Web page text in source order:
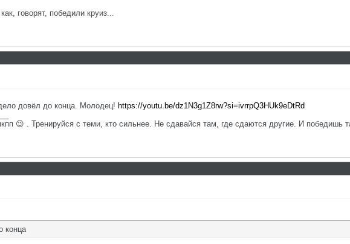
говорят, победили круиз...
довёл до конца. Молодец! https://youtu.be/dz1N3g1Z8rw?si=ivrrpQ3HUk9eDtRd
😉 . Тренируйся с теми, кто сильнее. Не сдавайся там, где сдаются другие. И победишь
конца